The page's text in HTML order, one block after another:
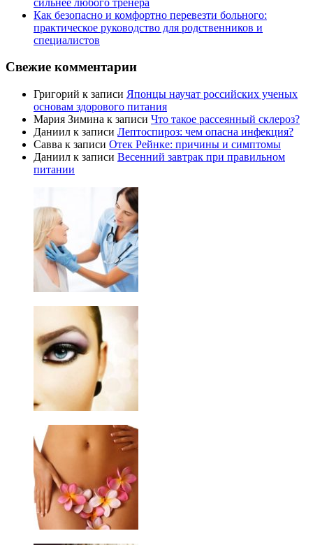
Как безопасно и комфортно перевезти больного:
практическое руководство для родственников и
специалистов
Свежие комментарии
Григорий к записи Японцы научат российских ученых
основам здорового питания
Мария Зимина к записи Что такое рассеянный склероз?
Даниил к записи Лептоспироз: чем опасна инфекция?
Савва к записи Отек Рейнке: причины и симптомы
Даниил к записи Весенний завтрак при правильном
питании